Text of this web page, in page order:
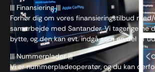
||| Finansiering |||
Forhør dig om vores finansieringstilbud
samarbejde med Santander. Vi tager gerne
bytte, og den kan evt. indgå som en del af
||| Nummerplader |||
Vi er nummerpladeoperatør, og du kan